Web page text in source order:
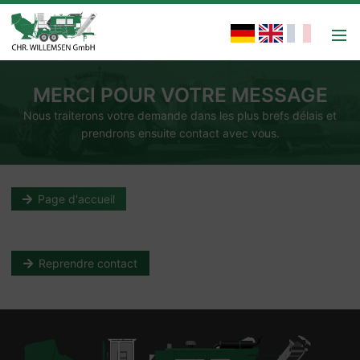
MERCI POUR VOTRE MESSAGE
Nous traiterons votre demande dans les plus brefs délais et
prendrons ensuite contact avec vous.
Page d'accueil
Reprendre contact